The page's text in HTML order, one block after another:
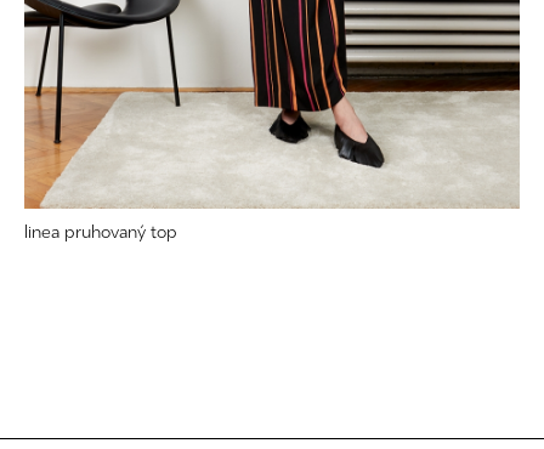
linea pruhovaný top